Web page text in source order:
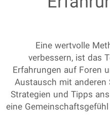
Eine wertvolle
verbessern, ist
Erfahrungenauf Foren
Austausch mit
Strategien und Tipps
eine